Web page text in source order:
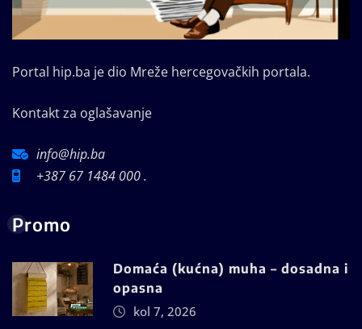
Portal hip.ba je dio Mreže hercegovačkih portala.
Kontakt za oglašavanje
info@hip.ba
+387 67 1484 000 .
Promo
Domaća (kućna) muha – dosadna i
opasna
kol 7, 2026